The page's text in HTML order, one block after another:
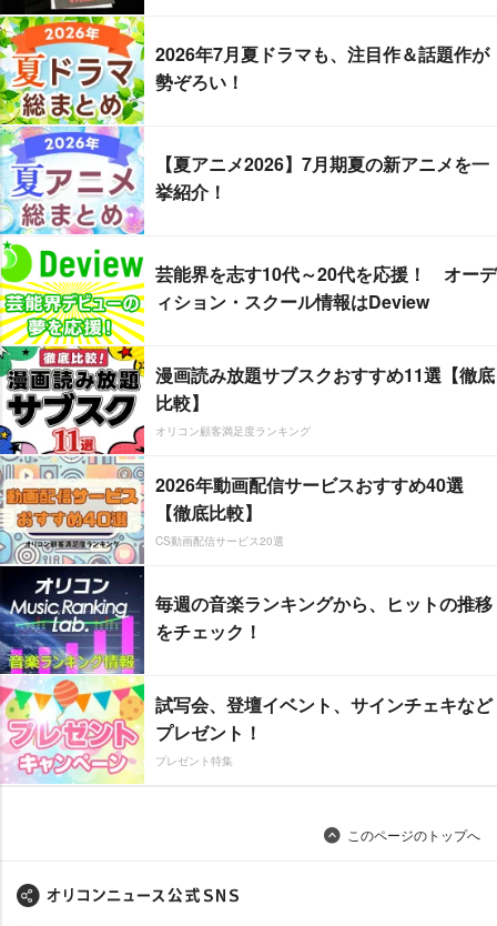
2026年7月夏ドラマも、注目作＆話題作が
勢ぞろい！
【夏アニメ2026】7月期夏の新アニメを一
挙紹介！
芸能界を志す10代～20代を応援！ オーデ
ィション・スクール情報はDeview
漫画読み放題サブスクおすすめ11選【徹底
比較】
オリコン顧客満足度ランキング
2026年動画配信サービスおすすめ40選
【徹底比較】
CS動画配信サービス20選
毎週の音楽ランキングから、ヒットの推移
をチェック！
試写会、登壇イベント、サインチェキなど
プレゼント！
プレゼント特集
このページのトップへ